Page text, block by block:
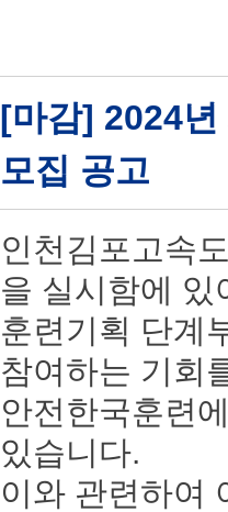
[마감] 2024년
모집 공고
인천김포고속
을 실시함에 있
훈련기획 단계
참여하는 기회
안전한국훈련
있습니다.
이와 관련하여